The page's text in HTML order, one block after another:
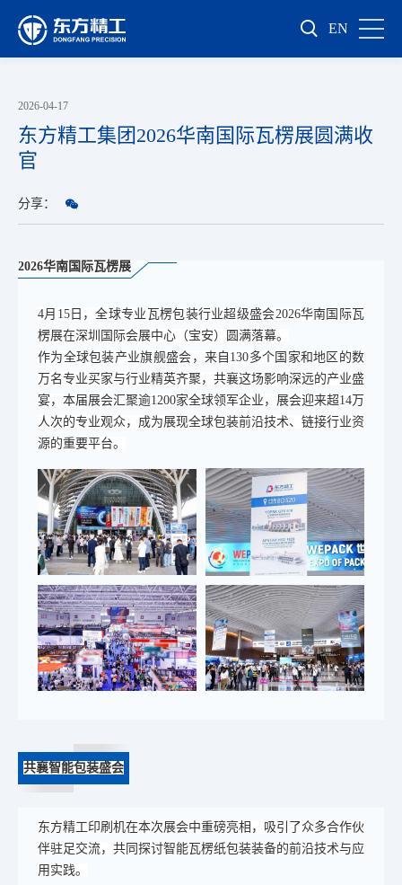
EN
2026-04-17
东方精工集团2026华南国际瓦楞展圆满收
官
分享：
2026华南国际瓦楞展
4月15日，全球专业瓦楞包装行业超级盛会2026华南国际瓦
楞展在深圳国际会展中心（宝安）圆满落幕。
作为全球包装产业旗舰盛会，来自130多个国家和地区的数
万名专业买家与行业精英齐聚，共襄这场影响深远的产业盛
宴，本届展会汇聚逾1200家全球领军企业，展会迎来超14万
人次的专业观众，成为展现全球包装前沿技术、链接行业资
源的重要平台。
共襄智能包装盛会
东方精工印刷机在本次展会中重磅亮相，吸引了众多合作伙
伴驻足交流，共同探讨智能瓦楞纸包装装备的前沿技术与应
用实践。